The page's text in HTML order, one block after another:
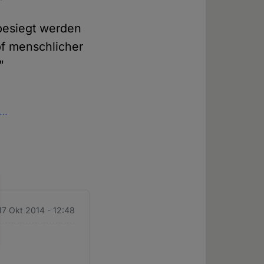
werden
menschlicher
17 Okt 2014 - 12:48